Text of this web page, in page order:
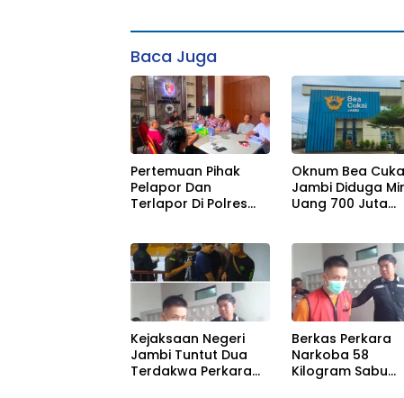
Baca Juga
Pertemuan Pihak
Pelapor Dan
Terlapor Di Polres
Menunggu.
Oknum Bea
Jambi Diduga
Uang 700 Juta
Berinisial H.
Kejaksaan Negeri
Jambi Tuntut Dua
Terdakwa Perkara
Berkas Perkara
Narkoba 58
Kilogram Sabu